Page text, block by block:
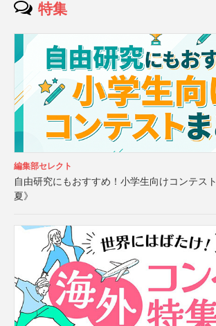
特集
編集部セレクト
自由研究にもおすすめ！小学生向けコンテス
夏》